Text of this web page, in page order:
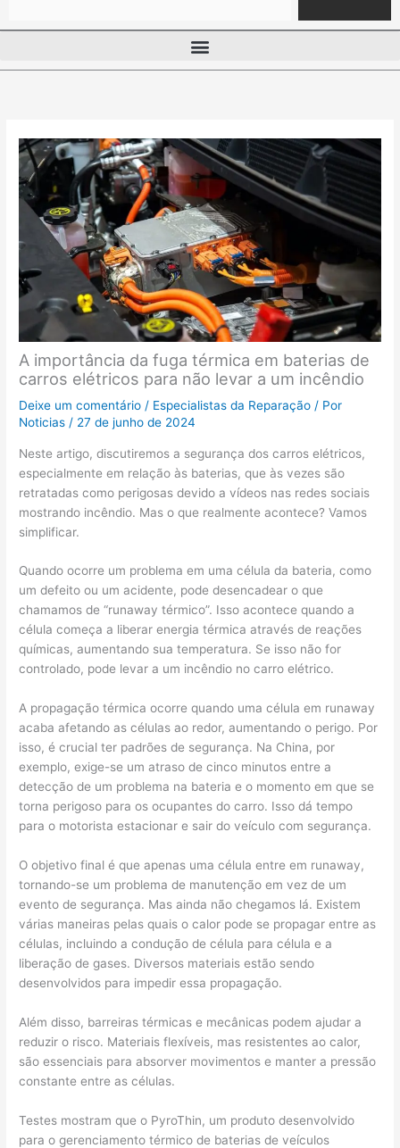
A importância da fuga térmica em baterias de
carros elétricos para não levar a um incêndio
Deixe um comentário / Especialistas da Reparação / Por
Noticias / 27 de junho de 2024
Neste artigo, discutiremos a segurança dos carros elétricos,
especialmente em relação às baterias, que às vezes são
retratadas como perigosas devido a vídeos nas redes sociais
mostrando incêndio. Mas o que realmente acontece? Vamos
simplificar.
Quando ocorre um problema em uma célula da bateria, como
um defeito ou um acidente, pode desencadear o que
chamamos de “runaway térmico”. Isso acontece quando a
célula começa a liberar energia térmica através de reações
químicas, aumentando sua temperatura. Se isso não for
controlado, pode levar a um incêndio no carro elétrico.
A propagação térmica ocorre quando uma célula em runaway
acaba afetando as células ao redor, aumentando o perigo. Por
isso, é crucial ter padrões de segurança. Na China, por
exemplo, exige-se um atraso de cinco minutos entre a
detecção de um problema na bateria e o momento em que se
torna perigoso para os ocupantes do carro. Isso dá tempo
para o motorista estacionar e sair do veículo com segurança.
O objetivo final é que apenas uma célula entre em runaway,
tornando-se um problema de manutenção em vez de um
evento de segurança. Mas ainda não chegamos lá. Existem
várias maneiras pelas quais o calor pode se propagar entre as
células, incluindo a condução de célula para célula e a
liberação de gases. Diversos materiais estão sendo
desenvolvidos para impedir essa propagação.
Além disso, barreiras térmicas e mecânicas podem ajudar a
reduzir o risco. Materiais flexíveis, mas resistentes ao calor,
são essenciais para absorver movimentos e manter a pressão
constante entre as células.
Testes mostram que o PyroThin, um produto desenvolvido
para o gerenciamento térmico de baterias de veículos